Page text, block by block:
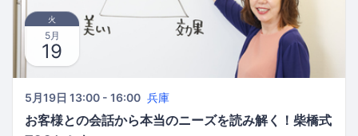
火
5月
19
5月19日 13:00 - 16:00 兵庫
お客様との会話から本当のニーズを読み解く！柴橋式